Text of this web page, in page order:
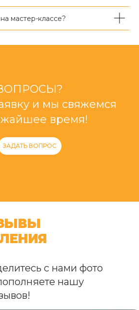
мастер-классе?
и мы свяжемся
время!
ЗАДАТЬ ВОПРОС
с нами фото
нашу